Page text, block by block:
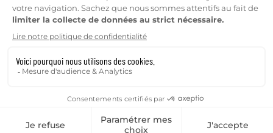
Plan du site
Mentions légales
Données personnelles
Mon consentement
Nouvelle fenêtre